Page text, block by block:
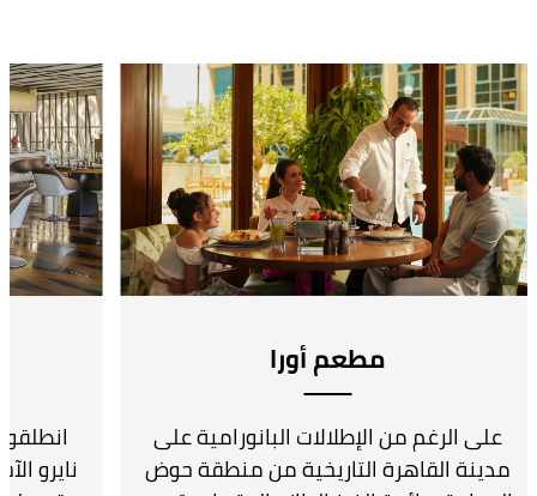
مطعم أورا
على الرغم من الإطلالات البانورامية على
مدينة القاهرة التاريخية من منطقة حوض
نايرو